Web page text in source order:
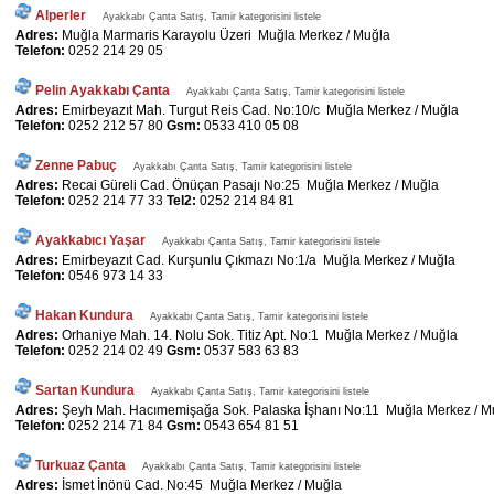
Alperler Ayakkabı Çanta Satış, Tamir kategorisini listele
Adres: Muğla Marmaris Karayolu Üzeri Muğla Merkez / Muğla
Telefon: 0252 214 29 05
Pelin Ayakkabı Çanta Ayakkabı Çanta Satış, Tamir kategorisini listele
Adres: Emirbeyazıt Mah. Turgut Reis Cad. No:10/c Muğla Merkez / Muğla
Telefon: 0252 212 57 80 Gsm: 0533 410 05 08
Zenne Pabuç Ayakkabı Çanta Satış, Tamir kategorisini listele
Adres: Recai Güreli Cad. Önüçan Pasajı No:25 Muğla Merkez / Muğla
Telefon: 0252 214 77 33 Tel2: 0252 214 84 81
Ayakkabıcı Yaşar Ayakkabı Çanta Satış, Tamir kategorisini listele
Adres: Emirbeyazıt Cad. Kurşunlu Çıkmazı No:1/a Muğla Merkez / Muğla
Telefon: 0546 973 14 33
Hakan Kundura Ayakkabı Çanta Satış, Tamir kategorisini listele
Adres: Orhaniye Mah. 14. Nolu Sok. Titiz Apt. No:1 Muğla Merkez / Muğla
Telefon: 0252 214 02 49 Gsm: 0537 583 63 83
Sartan Kundura Ayakkabı Çanta Satış, Tamir kategorisini listele
Adres: Şeyh Mah. Hacımemişağa Sok. Palaska İşhanı No:11 Muğla Merkez /
Telefon: 0252 214 71 84 Gsm: 0543 654 81 51
Turkuaz Çanta Ayakkabı Çanta Satış, Tamir kategorisini listele
Adres: İsmet İnönü Cad. No:45 Muğla Merkez / Muğla